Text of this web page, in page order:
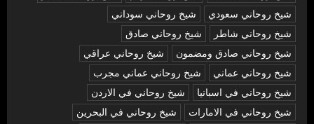
شيخ روحاني سعودي
شيخ روحاني سوداني
شيخ روحاني شاطر
شيخ روحاني صادق
شيخ روحاني صادق ومضمون
شيخ روحاني عراقي
شيخ روحاني عماني
شيخ روحاني عماني مجرب
شيخ روحاني في اسبانيا
شيخ روحاني في الاردن
شيخ روحاني في الامارات
شيخ روحاني في البحرين